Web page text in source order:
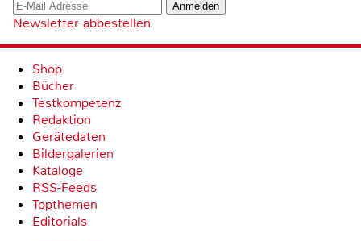
Newsletter abbestellen
Shop
Bücher
Testkompetenz
Redaktion
Gerätedaten
Bildergalerien
Kataloge
RSS-Feeds
Topthemen
Editorials